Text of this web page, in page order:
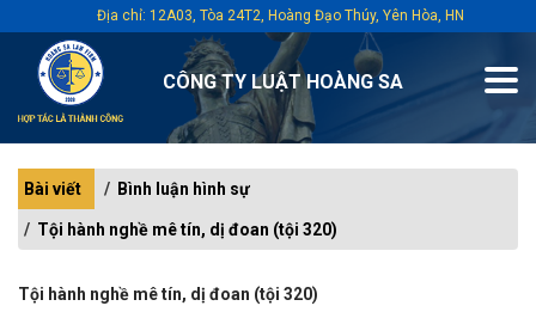
CÔNG TY LUẬT HOÀNG SA
Địa chỉ: 12A03, Tòa 24T2, Hoàng Đạo Thúy, Yên Hòa, HN
Bài viết Bình luận hình sự
Tội hành nghề mê tín, dị đoan (tội 320)
Tội hành nghề mê tín, dị đoan (tội 320)